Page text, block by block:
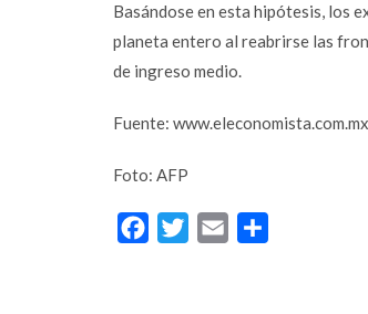
Basándose en esta hipótesis, los
planeta entero al reabrirse las
de ingreso medio.
Fuente: www.eleconomista.com.mx
Foto: AFP
FacebookTwitterEmail